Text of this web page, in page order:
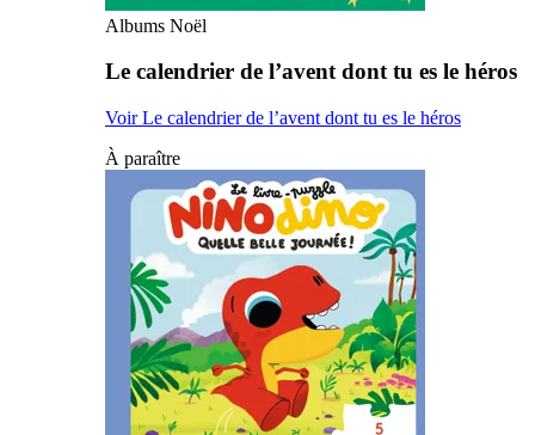
Albums Noël
Le calendrier de l’avent dont tu es le héros
Voir Le calendrier de l’avent dont tu es le héros
À paraître